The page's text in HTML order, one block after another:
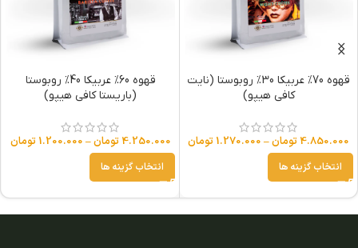
قهوه 70% عربیکا 30% روبوستا (نایت
کافی هیپو)
4.850.000 تومان–
1.270.000 تومان
انتخاب گزینه ها
قهوه 60% عربیکا 40% روبوستا
(باریستا کافی هیپو)
4.250.000 تومان–
1.200.000 تومان
انتخاب گزینه ها